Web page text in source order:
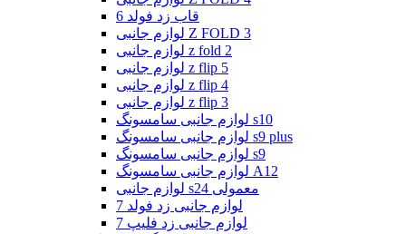
قاب زد فولد 6
لوازم جانبی Z FOLD 3
لوازم جانبی z fold 2
لوازم جانبی z flip 5
لوازم جانبی z flip 4
لوازم جانبی z flip 3
لوازم جانبی سامسونگ s10
لوازم جانبی سامسونگ s9 plus
لوازم جانبی سامسونگ s9
لوازم جانبی سامسونگ A12
لوازم جانبی s24 معمولی
لوازم جانبی زد فولد 7
لوازم جانبی زد فلیپ 7